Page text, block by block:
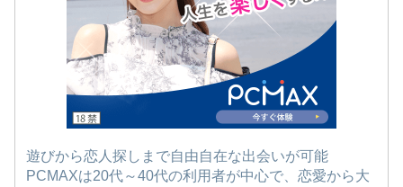
遊びから恋人探しまで自由自在な出会いが可能
PCMAXは20代～40代の利用者が中心で、恋愛から大